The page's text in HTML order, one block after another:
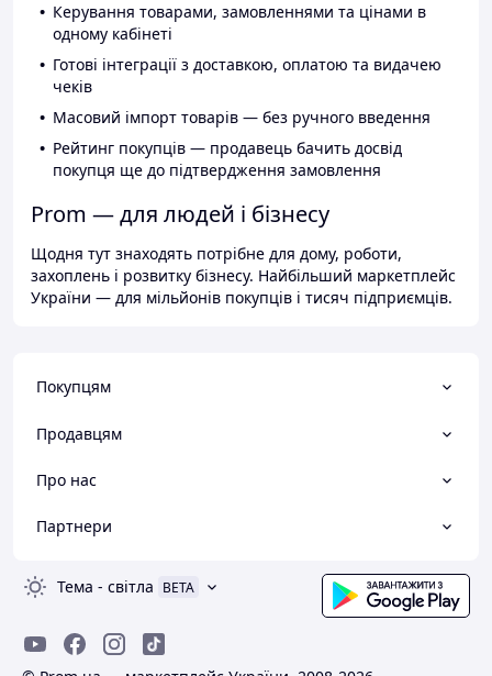
Керування товарами, замовленнями та цінами в
одному кабінеті
Готові інтеграції з доставкою, оплатою та видачею
чеків
Масовий імпорт товарів — без ручного введення
Рейтинг покупців — продавець бачить досвід
покупця ще до підтвердження замовлення
Prom — для людей і бізнесу
Щодня тут знаходять потрібне для дому, роботи,
захоплень і розвитку бізнесу. Найбільший маркетплейс
України — для мільйонів покупців і тисяч підприємців.
Покупцям
Продавцям
Про нас
Партнери
Тема - світла BETA